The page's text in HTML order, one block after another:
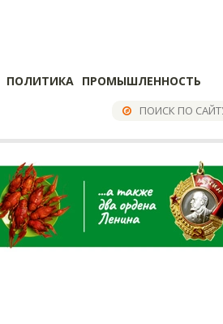
ПОЛИТИКА ПРОМЫШЛЕННОСТЬ